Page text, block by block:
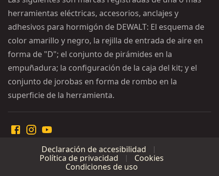
herramientas eléctricas, accesorios, anclajes y
adhesivos para hormigón de DEWALT: El esquema de
color amarillo y negro, la rejilla de entrada de aire en
forma de "D"; el conjunto de pirámides en la
empuñadura; la configuración de la caja del kit; y el
conjunto de jorobas en forma de rombo en la
superficie de la herramienta.
Declaración de accesibilidad
Política de privacidad
Cookies
Condiciones de uso